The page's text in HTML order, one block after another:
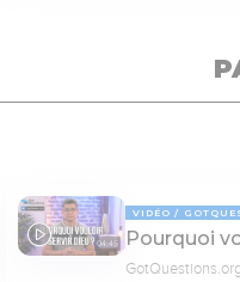
04:45
VIDÉO
Pourquoi